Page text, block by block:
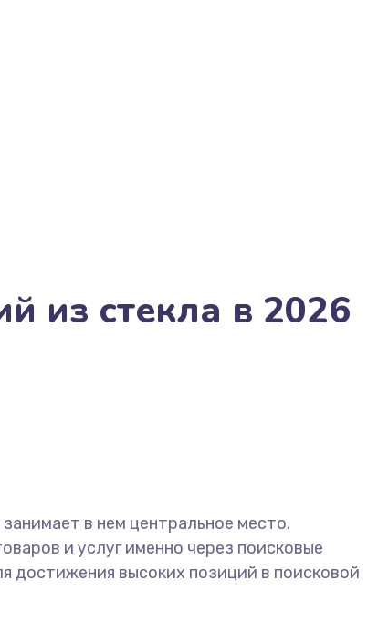
из стекла в 2026
в нем центральное место.
и услуг именно через поисковые
достижения высоких позиций в поисковой